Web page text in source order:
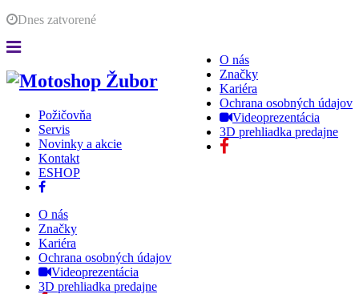
Dnes zatvorené
O nás
Značky
Kariéra
Ochrana osobných údajov
Videoprezentácia
3D prehliadka predajne
Požičovňa
Servis
Novinky a akcie
Kontakt
ESHOP
O nás
Značky
Kariéra
Ochrana osobných údajov
Videoprezentácia
3D prehliadka predajne